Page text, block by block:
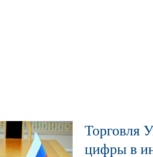
Торговля
цифры в